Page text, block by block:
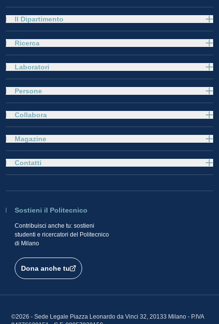
Il Dipartimento
Ricerca
Laboratori
Persone
Collabora
Magazine
Sostieni il Politecnico
Contribuisci anche tu: sostieni
studenti e ricercatori del Politecnico
di Milano
Dona anche tu
Contatti
©2026 - Sede Legale Piazza Leonardo da Vinci 32, 20133 Milano - P.IVA